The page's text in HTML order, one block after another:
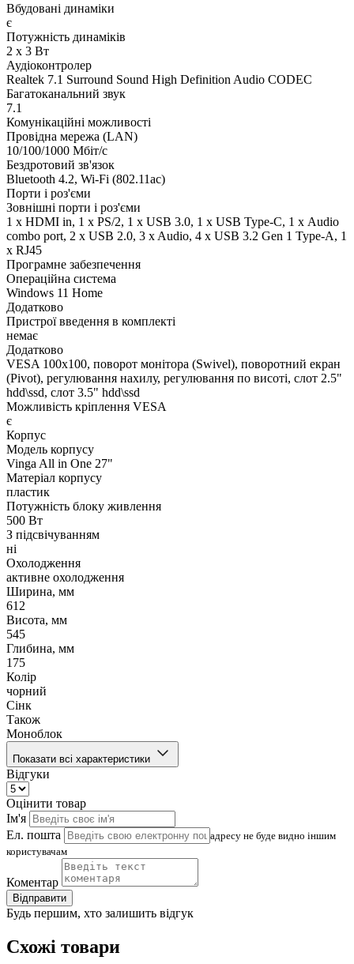
Вбудовані динаміки
є
Потужність динаміків
2 x 3 Вт
Аудіоконтролер
Realtek 7.1 Surround Sound High Definition Audio CODEC
Багатоканальний звук
7.1
Комунікаційні можливості
Провідна мережа (LAN)
10/100/1000 Мбіт/с
Бездротовий зв'язок
Bluetooth 4.2, Wi-Fi (802.11ac)
Порти і роз'єми
Зовнішні порти і роз'єми
1 x HDMI in, 1 x PS/2, 1 x USB 3.0, 1 x USB Type-C, 1 х Audio
combo port, 2 x USB 2.0, 3 x Audio, 4 x USB 3.2 Gen 1 Type-A, 1
x RJ45
Програмне забезпечення
Операційна система
Windows 11 Home
Додатково
Пристрої введення в комплекті
немає
Додатково
VESA 100x100, поворот монітора (Swivel), поворотний екран
(Pivot), регулювання нахилу, регулювання по висоті, слот 2.5"
hdd\ssd, слот 3.5" hdd\ssd
Можливість кріплення VESA
є
Корпус
Модель корпусу
Vinga All in One 27"
Матеріал корпусу
пластик
Потужність блоку живлення
500 Вт
З підсвічуванням
ні
Охолодження
активне охолодження
Ширина, мм
612
Висота, мм
545
Глибина, мм
175
Колір
чорний
Сінк
Також
Моноблок
Показати всі характеристики
Відгуки
Оцінити товар
Ім'я
Ел. пошта
адресу не буде видно іншим
користувачам
Коментар
Відправити
Будь першим, хто залишить відгук
Схожі товари